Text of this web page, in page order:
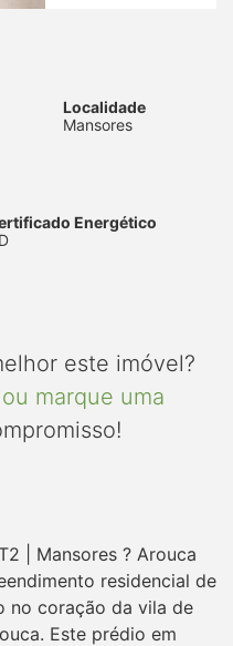
Localidade
Mansores
Energético
este imóvel?
marque uma
| Mansores ? Arouca
residencial de
no coração da vila de
Este prédio em